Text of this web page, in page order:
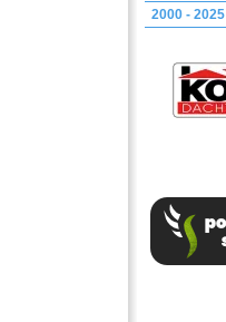
2000 - 2025